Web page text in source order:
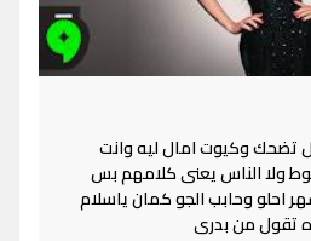
تضحك وكيوت امال ليه وانت
ولا الناس يعنى كلامهم بس
احلو وحابب الجو كمان ياسلام
تقول من بدرى